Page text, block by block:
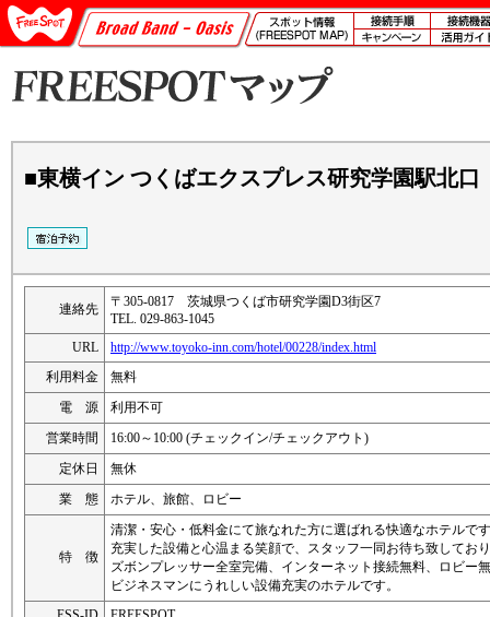
■東横イン つくばエクスプレス研究学園駅北口
連絡先
〒305-0817 茨城県つくば市研究学園D3街区7
TEL. 029-863-1045
URL
http://www.toyoko-inn.com/hotel/00228/index.html
利用料金
無料
電 源
利用不可
営業時間
16:00～10:00 (チェックイン/チェックアウト)
定休日
無休
業 態
ホテル、旅館、ロビー
特 徴
清潔・安心・低料金にて旅なれた方に選ばれる快適なホテルで
充実した設備と心温まる笑顔で、スタッフ一同お待ち致してお
ズボンプレッサー全室完備、インターネット接続無料、ロビー
ビジネスマンにうれしい設備充実のホテルです。